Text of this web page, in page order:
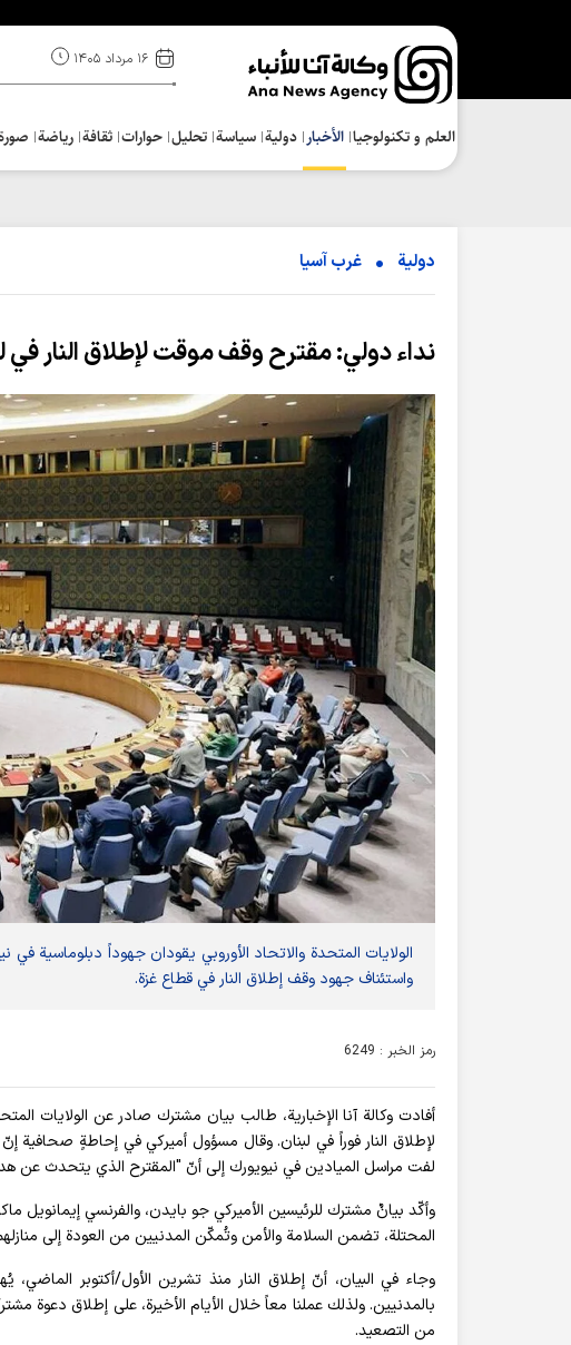
۱۶ مرداد ۱۴۰۵
العلم و تکنولوجیا الأخبار دولية سياسة تحلیل حوارات ثقافة رياضة
دولية غرب آسیا
نداء دولي: مقترح وقف موقت لإطلاق النار في
الولايات المتحدة والاتحاد الأوروبي يقودان جهوداً دبلوماسية
واستئناف جهود وقف إطلاق النار في قطاع غزة.
رمز الخبر : 6249
أفادت وکالة آنا الإخباریة، طالب بيان مشترك صادر عن الولايات
لإطلاق النار فوراً في لبنان. وقال مسؤول أميركي في إحاطةٍ صحافية
لفت مراسل الميادين في نيويورك إلى أنّ "المقترح الذي يتحدث عن هدنةٍ من 21 يوماً ينحصر في الجبهة
وأكّد بيانٌ مشترك للرئيسين الأميركي جو بايدن، والفرنسي إيمانويل
المحتلة، تضمن السلامة والأمن وتُمكّن المدنيين من العودة إلى
وجاء في البيان، أنّ إطلاق النار منذ تشرين الأول/أكتوبر
بالمدنيين. ولذلك عملنا معاً خلال الأيام الأخيرة، على إطلاق دعوة
من التصعيد.